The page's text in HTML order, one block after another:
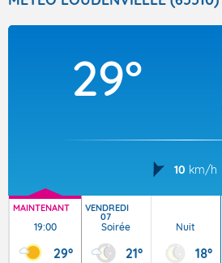
Articles
29°
10 km/h
MAINTENANT
19:00
29°
VENDREDI
07
Soirée
21°
Nuit
18°